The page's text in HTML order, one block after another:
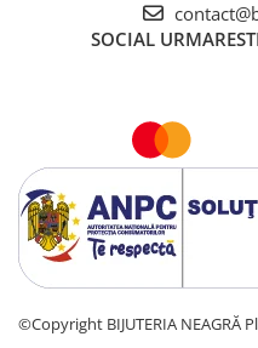
SOCIAL
©Copyright BIJUTERIA NEAGRĂ